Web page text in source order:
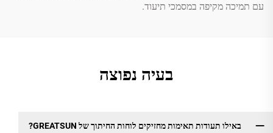
עם תמיכה מקיפה במסמכי תיעוד.
בעיה נפוצה
באילו תעודות תאימות מחזיקים לוחות החיתוך של GREATSUN?